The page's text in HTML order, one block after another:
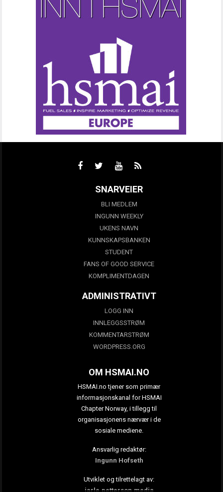
SNARVEIER
BLI MEDLEM
INGUNN WEEKLY
UKENS NAVN
KUNNSKAPSBANKEN
STUDENT
FANS OF GOOD SERVICE
KOMPLIMENTDAGEN
ADMINISTRATIVT
LOGG INN
INNLEGGSSTRØM
KOMMENTARSTRØM
WORDPRESS.ORG
OM HSMAI.NO
HSMAI.no tjener som primær
informasjonskanal for HSMAI
Chapter Norway, i tillegg til
organisasjonens nærvær i de
sosiale mediene.
Ansvarlig redaktør:
Ingunn Hofseth
Utviklet og tilrettelagt av:
jarle.petterson.media